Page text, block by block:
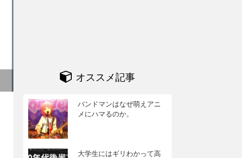
オススメ記事
バンドマンはなぜ萌えアニ
メにハマるのか。
大学生にはギリわかって高